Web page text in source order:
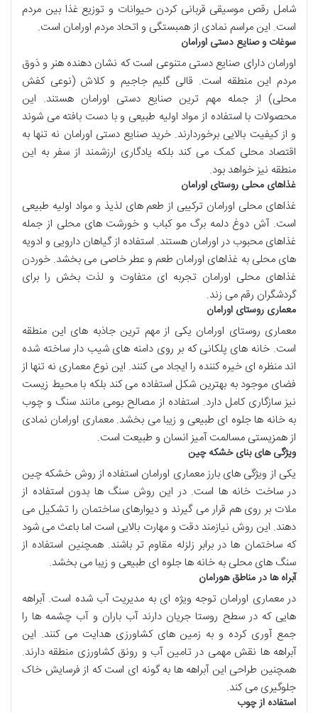
شامل رقص موسیقی قربانی کردن حیوانات و توزیع غذا بین مردم
است. این مراسم نمادی از همبستگی و اتحاد مردم اورامان است.
سوغات و صنایع دستی اورامان
اورامان دارای صنایع دستی متنوعی است که نشان دهنده هنر و ذوق
مردم این منطقه است. قالی گلیم جاجیم و کلاش (نوعی کفش
محلی) از جمله مهم ترین صنایع دستی اورامان هستند. این
محصولات با استفاده از مواد اولیه طبیعی و با دست بافته می شوند
و از کیفیت بالایی برخوردارند. خرید صنایع دستی اورامان نه تنها به
اقتصاد محلی کمک می کند بلکه یادگاری ارزشمند از سفر به این
منطقه نیز خواهد بود.
غذاهای محلی روستای اورامان
غذاهای محلی اورامان ترکیبی از طعم های لذیذ و مواد اولیه طبیعی
است. آش دوغ دلمه برگ مو کباب و خورشت های محلی از جمله
غذاهای محبوب در اورامان هستند. استفاده از گیاهان دارویی و ادویه
های محلی به غذاهای اورامان طعم و عطر خاصی می بخشد. خوردن
غذاهای محلی اورامان تجربه ای متفاوت و لذت بخش را برای
گردشگران رقم می زند.
معماری روستای اورامان
معماری روستای اورامان یکی از مهم ترین جاذبه های این منطقه
است. خانه های پلکانی که بر روی دامنه های شیب دار ساخته شده
اند منظره ای خیره کننده را ایجاد می کنند. این نوع معماری نه تنها از
فضای موجود به بهترین شکل استفاده می کند بلکه با محیط زیست
نیز سازگاری کامل دارد. استفاده از مصالح بومی مانند سنگ و چوب
به خانه ها جلوه ای طبیعی و زیبا می بخشد. معماری اورامان نمادی
از همزیستی مسالمت آمیز انسان و طبیعت است.
ویژگی های بنای خشکه چین
یکی از ویژگی های بارز معماری اورامان استفاده از روش خشکه چین
در ساخت خانه ها است. در این روش سنگ ها بدون استفاده از
ملات بر روی هم قرار می گیرند و دیوارهای ساختمان را تشکیل می
دهند. این روش نیازمند دقت و مهارت بالایی است اما باعث می شود
که ساختمان ها در برابر زلزله مقاوم تر باشند. همچنین استفاده از
سنگ های محلی به خانه ها جلوه ای طبیعی و زیبا می بخشد.
آبراه ها در مناطق هورامان
در معماری اورامان توجه ویژه ای به مدیریت آب شده است. آبراهه
هایی که در سطح روستا جریان دارند آب باران و آب چشمه ها را
جمع آوری کرده و به زمین های کشاورزی هدایت می کنند. این
آبراهه ها نقش مهمی در تامین آب و رونق کشاورزی منطقه دارند.
همچنین طراحی این آبراهه ها به گونه ای است که از فرسایش خاک
جلوگیری می کند.
استفاده از چوب